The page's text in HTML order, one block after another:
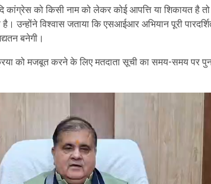
कांग्रेस को किसी नाम को लेकर कोई आपत्ति या शिकायत है
उन्होंने विश्वास जताया कि एसआईआर अभियान पूरी
बनेगी।
को मजबूत करने के लिए मतदाता सूची का समय-समय पर